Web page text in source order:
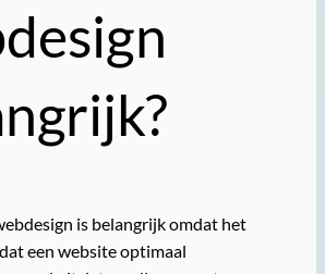
is belangrijk omdat het
een website optimaal